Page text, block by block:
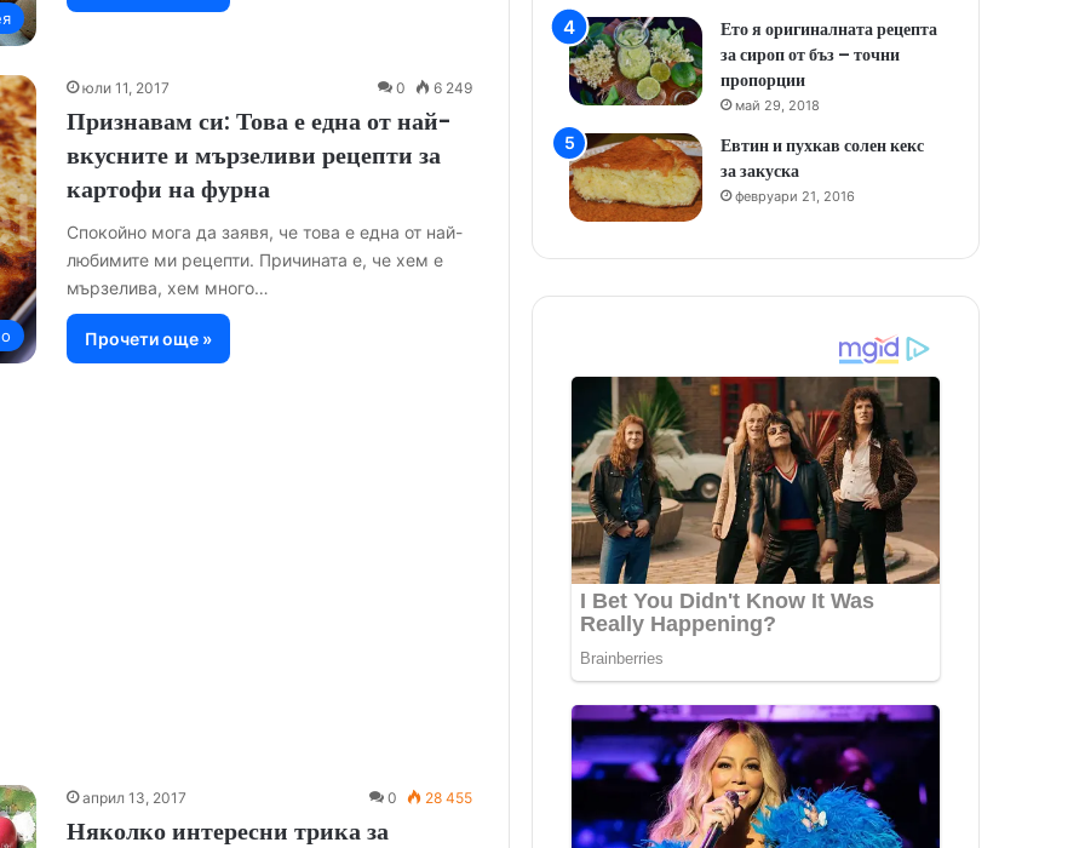
юли 11, 2017 0 6 249
Признавам си: Това е една от най-
вкусните и мързеливи рецепти за
картофи на фурна
Спокойно мога да заявя, че това е една от най-
любимите ми рецепти. Причината е, че хем е
мързелива, хем много…
Прочети още »
април 13, 2017 0 28 455
Няколко интересни трика за
Ето я оригиналната рецепта
за сироп от бъз – точни
пропорции
май 29, 2018
Евтин и пухкав солен кекс
за закуска
февруари 21, 2016